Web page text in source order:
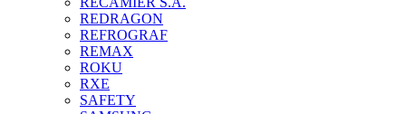
REDRAGON
REFROGRAF
REMAX
ROKU
RXE
SAFETY